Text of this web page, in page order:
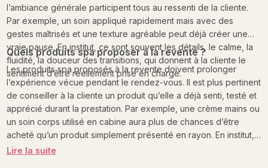
l’ambiance générale participent tous au ressenti de la cliente.
Par exemple, un soin appliqué rapidement mais avec des
gestes maîtrisés et une texture agréable peut déjà créer une
vraie pause. En institut, ce sont souvent les détails, le calme, la
fluidité, la douceur des transitions, qui donnent à la cliente le
sentiment d’être réellement prise en charge.
Quels produits spa proposer à la revente ?
Les produits spa proposés à la revente doivent prolonger
l’expérience vécue pendant le rendez-vous. Il est plus pertinent
de conseiller à la cliente un produit qu’elle a déjà senti, testé et
apprécié durant la prestation. Par exemple, une crème mains ou
un soin corps utilisé en cabine aura plus de chances d’être
acheté qu’un produit simplement présenté en rayon. En institut,
cette logique de continuité renforce la cohérence du conseil,
Lire la suite